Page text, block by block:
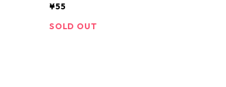
¥55
SOLD OUT